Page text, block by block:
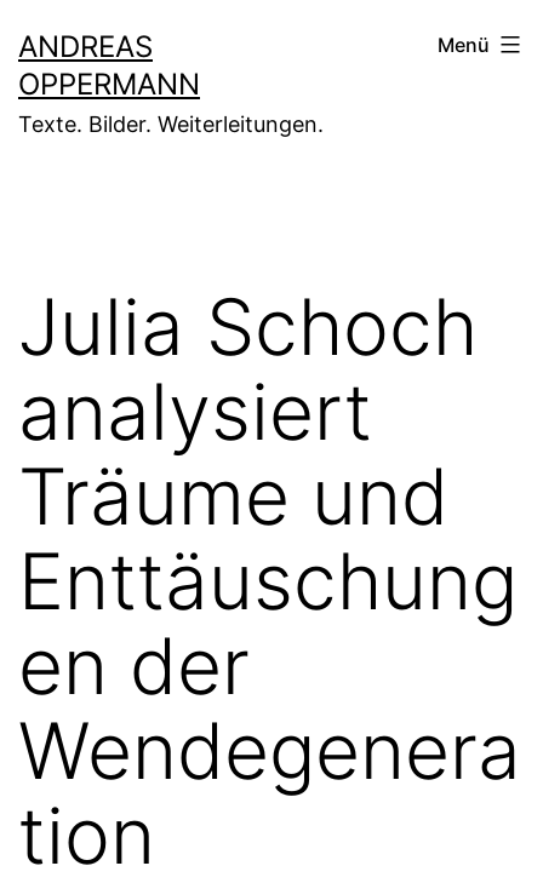
Inhalt
springen
ANDREAS
OPPERMANN
Texte. Bilder. Weiterleitungen.
Menü
Julia Schoch
analysiert
Träume und
Enttäuschung
en der
Wendegenera
tion